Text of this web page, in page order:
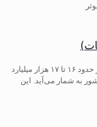
صنعت شیرینی‌جات ایران، با گردش مالی سالانه‌ای در حدود ۱۶ تا ۱۷ هزار میلیارد
به شمار می‌آید. این